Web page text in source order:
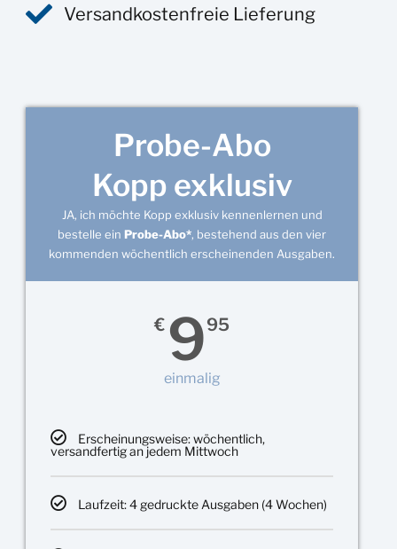
Versandkostenfreie Lieferung
Probe-Abo
Kopp exklusiv
JA, ich möchte Kopp exklusiv kennenlernen und
bestelle einProbe-Abo*, bestehend aus den vier
kommenden wöchentlich erscheinenden Ausgaben.
€ 995
einmalig
Erscheinungsweise: wöchentlich,
versandfertig an jedem Mittwoch
Laufzeit: 4 gedruckte Ausgaben (4 Wochen)